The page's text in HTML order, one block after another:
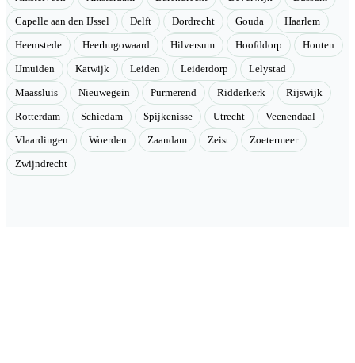
Capelle aan den IJssel Delft Dordrecht Gouda Haarlem
Heemstede Heerhugowaard Hilversum Hoofddorp Houten
IJmuiden Katwijk Leiden Leiderdorp Lelystad
Maassluis Nieuwegein Purmerend Ridderkerk Rijswijk
Rotterdam Schiedam Spijkenisse Utrecht Veenendaal
Vlaardingen Woerden Zaandam Zeist Zoetermeer
Zwijndrecht